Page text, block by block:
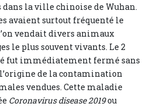
dans la ville chinoise de Wuhan.
avaient surtout fréquenté le
vendait divers animaux
le plus souvent vivants. Le 2
fut immédiatement fermé sans
de la contamination
vendues. Cette maladie
Coronavirus disease 2019ou